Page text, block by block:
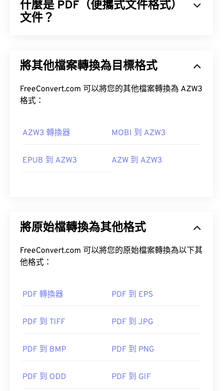
什麼是 PDF（便攜式文件格式）
文件？
類型之一。 PDF 如此受歡迎的原因在於它可以保留
上看起來都完全一樣。
如何開啟 PDF 檔案？
Acrobat Reader。 Adobe 創建了 PDF 標準，其程序
接開啟 PDF 檔案。你可能需要也可能不需要插件或
擴充程序，但當你點擊線上 PDF 連結時，能夠自動
初始發布日期：
1993年6月15日
實用連結：
將其他檔案轉換為目標格式
FreeConvert.com 可以將您的其他檔案轉換為 AZW3
格式：
AZW3 轉換器 MOBI 到 AZW3
EPUB 到 AZW3 AZW 到 AZW3
將原始檔轉換為其他格式
FreeConvert.com 可以將您的原始檔案轉換為以下其
他格式：
PDF 轉換器 PDF 到 EPS
PDF 到 TIFF PDF 到 JPG
PDF 到 BMP PDF 到 PNG
PDF 到 ODD PDF 到 GIF